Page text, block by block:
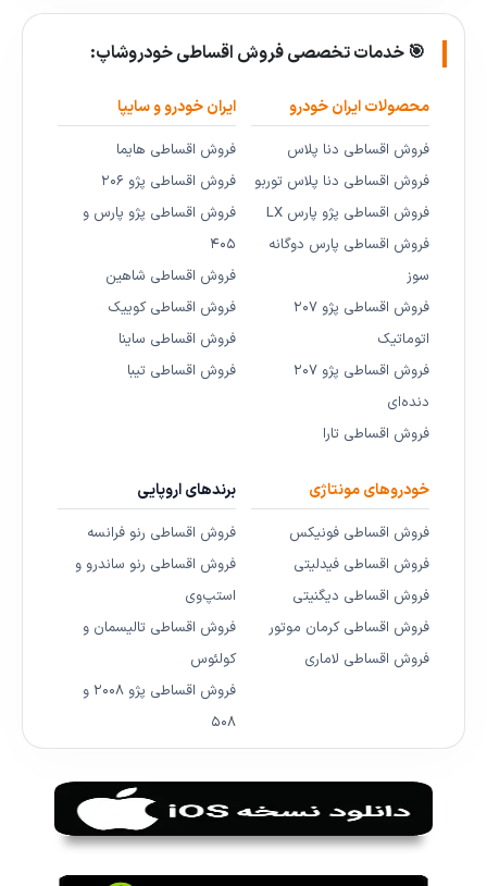
🎯 خدمات تخصصی فروش اقساطی خودروشاپ:
محصولات ایران خودرو
فروش اقساطی دنا پلاس
فروش اقساطی دنا پلاس توربو
فروش اقساطی پژو پارس LX
فروش اقساطی پارس دوگانه
سوز
فروش اقساطی پژو ۲۰۷
اتوماتیک
فروش اقساطی پژو ۲۰۷
دنده‌ای
فروش اقساطی تارا
ایران خودرو و سایپا
فروش اقساطی هایما
فروش اقساطی پژو ۲۰۶
فروش اقساطی پژو پارس و
۴۰۵
فروش اقساطی شاهین
فروش اقساطی کوییک
فروش اقساطی ساینا
فروش اقساطی تیبا
خودروهای مونتاژی
فروش اقساطی فونیکس
فروش اقساطی فیدلیتی
فروش اقساطی دیگنیتی
فروش اقساطی کرمان موتور
فروش اقساطی لاماری
برندهای اروپایی
فروش اقساطی رنو فرانسه
فروش اقساطی رنو ساندرو و
استپ‌وی
فروش اقساطی تالیسمان و
کولئوس
فروش اقساطی پژو ۲۰۰۸ و
۵۰۸